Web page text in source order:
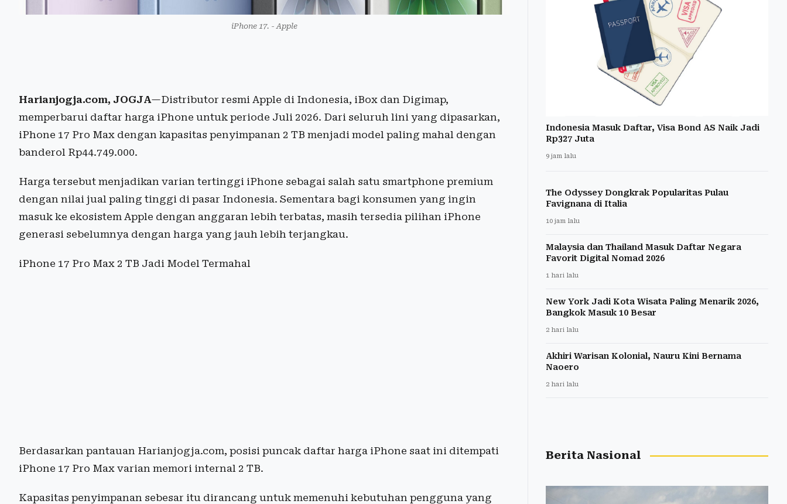
iPhone 17. - Apple
Harianjogja.com, JOGJA—Distributor resmi Apple di Indonesia, iBox dan Digimap,
memperbarui daftar harga iPhone untuk periode Juli 2026. Dari seluruh lini yang dipasarkan,
iPhone 17 Pro Max dengan kapasitas penyimpanan 2 TB menjadi model paling mahal dengan
banderol Rp44.749.000.
Harga tersebut menjadikan varian tertinggi iPhone sebagai salah satu smartphone premium
dengan nilai jual paling tinggi di pasar Indonesia. Sementara bagi konsumen yang ingin
masuk ke ekosistem Apple dengan anggaran lebih terbatas, masih tersedia pilihan iPhone
generasi sebelumnya dengan harga yang jauh lebih terjangkau.
iPhone 17 Pro Max 2 TB Jadi Model Termahal
Berdasarkan pantauan Harianjogja.com, posisi puncak daftar harga iPhone saat ini ditempati
iPhone 17 Pro Max varian memori internal 2 TB.
Kapasitas penyimpanan sebesar itu dirancang untuk memenuhi kebutuhan pengguna yang
Indonesia Masuk Daftar, Visa Bond AS Naik Jadi
Rp327 Juta
9 jam lalu
The Odyssey Dongkrak Popularitas Pulau
Favignana di Italia
10 jam lalu
Malaysia dan Thailand Masuk Daftar Negara
Favorit Digital Nomad 2026
1 hari lalu
New York Jadi Kota Wisata Paling Menarik 2026,
Bangkok Masuk 10 Besar
2 hari lalu
Akhiri Warisan Kolonial, Nauru Kini Bernama
Naoero
2 hari lalu
Berita Nasional